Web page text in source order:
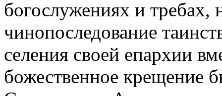
богослужениях и требах,
чинопоследование
селения своей епархии
божественное крещение